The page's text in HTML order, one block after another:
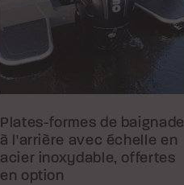
Plates-formes de baignade
à l'arrière avec échelle en
acier inoxydable, offertes
en option